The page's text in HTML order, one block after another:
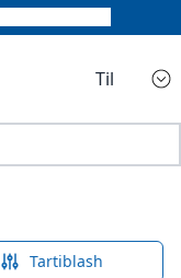
Til
Tartiblash